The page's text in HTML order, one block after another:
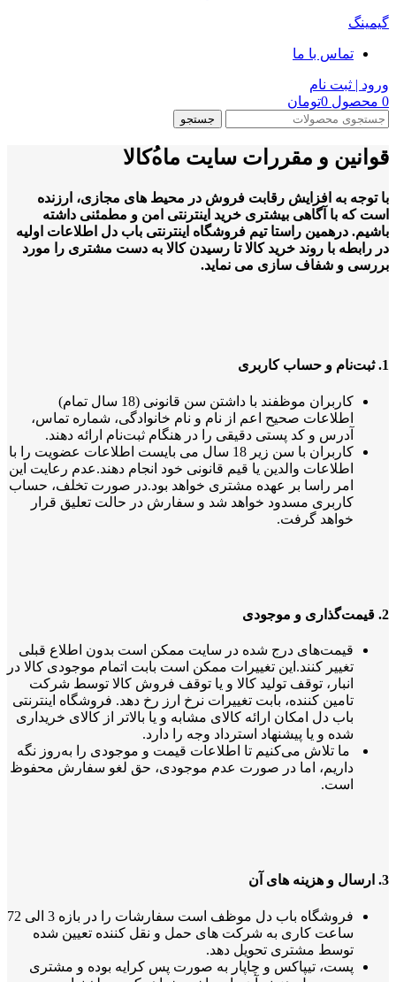
گیمینگ
تماس با ما
ورود | ثبت نام
0 محصول 0تومان
جستجو
قوانین و مقررات سایت ماه‌‌‌‌‌‌ُکالا
با توجه به افزایش رقابت فروش در محیط های مجازی، ارزنده
است که با آگاهی بیشتری خرید اینترنتی امن و مطمئنی داشته
باشیم. درهمین راستا تیم فروشگاه اینترنتی باب دل اطلاعات اولیه
در رابطه با روند خرید کالا تا رسیدن کالا به دست مشتری را مورد
بررسی و شفاف سازی می نماید.
1. ثبت‌نام و حساب کاربری
کاربران موظفند با داشتن سن قانونی (18 سال تمام)
اطلاعات صحیح اعم از نام و نام خانوادگی، شماره تماس،
آدرس و کد پستی دقیقی را در هنگام ثبت‌نام ارائه دهند.
کاربران با سن زیر 18 سال می بایست اطلاعات عضویت را با
اطلاعات والدین یا قیم قانونی خود انجام دهند.عدم رعایت این
امر راسا بر عهده مشتری خواهد بود.در صورت تخلف، حساب
کاربری مسدود خواهد شد و سفارش در حالت تعلیق قرار
خواهد گرفت.
2. قیمت‌گذاری و موجودی
قیمت‌های درج شده در سایت ممکن است بدون اطلاع قبلی
تغییر کنند.این تغییرات ممکن است بابت اتمام موجودی کالا در
انبار، توقف تولید کالا و یا توقف فروش کالا توسط شرکت
تامین کننده، بابت تغییرات نرخ ارز رخ دهد. فروشگاه اینترنتی
باب دل امکان ارائه کالای مشابه و یا بالاتر از کالای خریداری
شده و یا پیشنهاد استرداد وجه را دارد.
ما تلاش می‌کنیم تا اطلاعات قیمت و موجودی را به‌روز نگه
داریم، اما در صورت عدم موجودی، حق لغو سفارش محفوظ
است.
3. ارسال و هزینه های آن
فروشگاه باب دل موظف است سفارشات را در بازه 3 الی 72
ساعت کاری به شرکت های حمل و نقل کننده تعیین شده
توسط مشتری تحویل دهد.
پست، تیپاکس و چاپار به صورت پس کرایه بوده و مشتری